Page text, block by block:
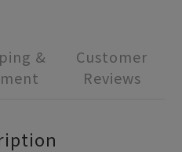
&
Customer
Reviews